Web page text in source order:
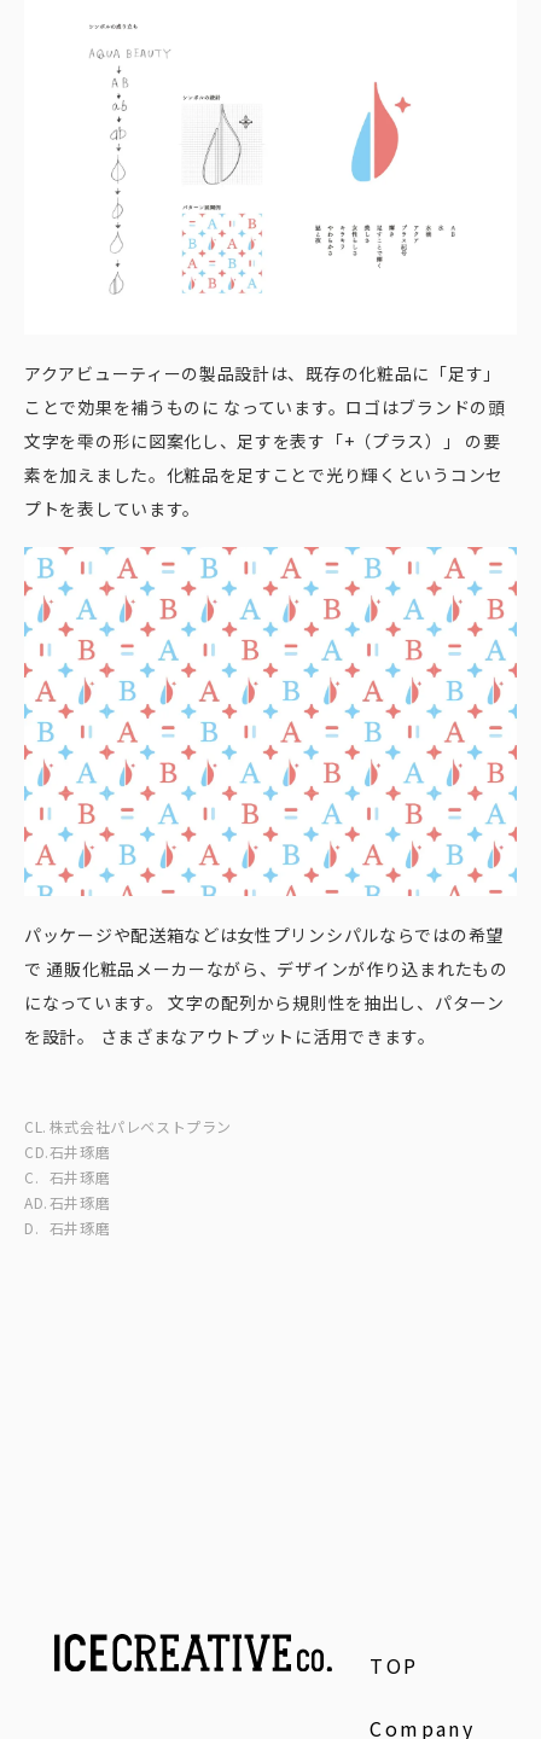
アクアビューティーの製品設計は、既存の化粧品に「足す」
ことで効果を補うものに なっています。ロゴはブランドの頭
文字を雫の形に図案化し、足すを表す「+（プラス）」 の要
素を加えました。化粧品を足すことで光り輝くというコンセ
プトを表しています。
パッケージや配送箱などは女性プリンシパルならではの希望
で 通販化粧品メーカーながら、デザインが作り込まれたもの
になっています。 文字の配列から規則性を抽出し、パターン
を設計。 さまざまなアウトプットに活用できます。
CL.
CD.
C.
AD.
D.
株式会社パレベストプラン
石井琢磨
石井琢磨
石井琢磨
石井琢磨
TOP
Company